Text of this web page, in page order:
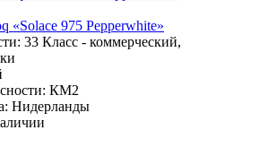
«Solace 975 Pepperwhite»
33 Класс - коммерческий,
КМ2
Нидерланды